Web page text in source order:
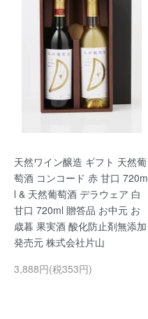
天然ワイン醸造 ギフト 天然葡
萄酒 コンコード 赤 甘口 720m
l & 天然葡萄酒 デラウェア 白
甘口 720ml 贈答品 お中元 お
歳暮 果実酒 酸化防止剤無添加
発売元 株式会社片山
3,888円(税353円)